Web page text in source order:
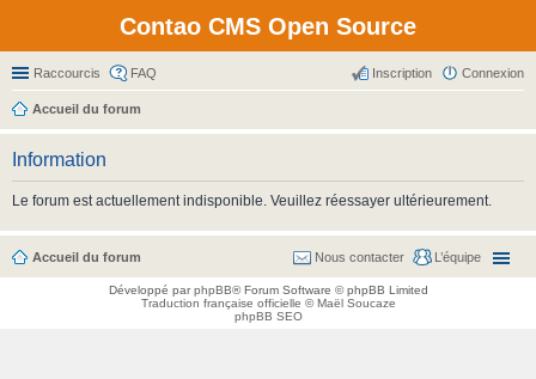
Contao CMS Open Source
Raccourcis FAQ Connexion
Inscription
Accueil du forum
Information
Le forum est actuellement indisponible. Veuillez réessayer ultérieurement.
Accueil du forum L’équipe
Nous contacter
Développé parphpBB® Forum Software © phpBB Limited
Traduction française officielle ©Maël Soucaze
phpBB SEO